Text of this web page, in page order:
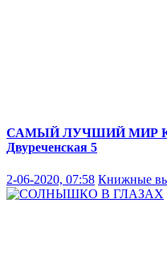
САМЫЙ ЛУЧШИЙ МИР
Двуреченская 5
2-06-2020, 07:58 Книжные